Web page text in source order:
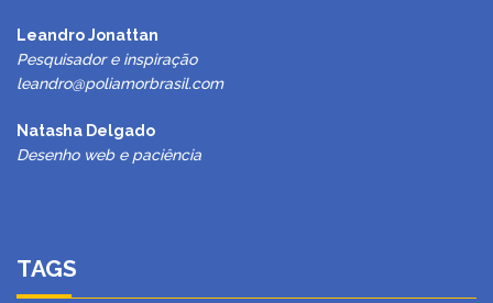
Leandro Jonattan
Pesquisador e inspiração
leandro@poliamorbrasil.com
Natasha Delgado
Desenho web e paciência
TAGS